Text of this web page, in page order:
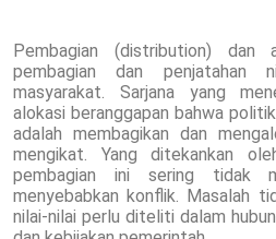
Pembagian (distribution) dan
pembagian dan penjatahan
masyarakat. Sarjana yang
alokasi beranggapan bahwa
adalah membagikan dan
mengikat. Yang ditekankan
pembagian ini sering tidak
menyebabkan konflik. Masalah
nilai-nilai perlu diteliti dalam